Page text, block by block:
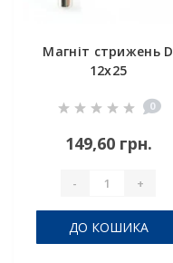
Магніт стрижень D
12x25
0
149,60 грн.
- +
ДО КОШИКА